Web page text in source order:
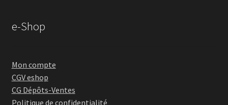
e-Shop
Mon compte
CGV eshop
CG Dépôts-Ventes
Politique de confidentialité